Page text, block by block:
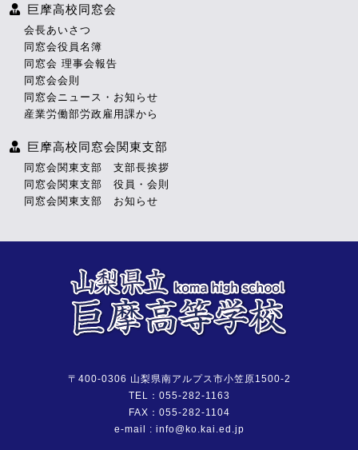
巨摩高校同窓会
会長あいさつ
同窓会役員名簿
同窓会 理事会報告
同窓会会則
同窓会ニュース・お知らせ
産業労働部労政雇用課から
巨摩高校同窓会関東支部
同窓会関東支部 支部長挨拶
同窓会関東支部 役員・会則
同窓会関東支部 お知らせ
〒400-0306 山梨県南アルプス市小笠原1500-2
TEL：055-282-1163
FAX：055-282-1104
e-mail : info@ko.kai.ed.jp